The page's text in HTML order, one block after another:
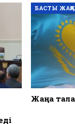
БАСТЫ
Жаңа